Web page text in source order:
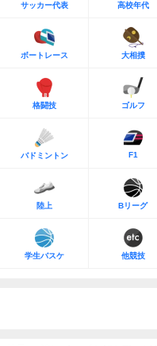
サッカー代表 高校年代
ボートレース 大相撲
格闘技 ゴルフ
バドミントン F1
陸上 Bリーグ
学生バスケ 他競技